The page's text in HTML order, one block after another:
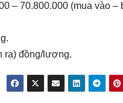
– 70.800.000 (mua vào –
ra) đồng/lượng.